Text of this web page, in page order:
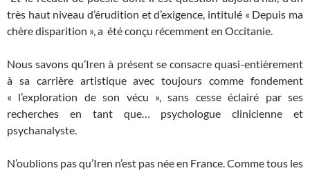
très haut niveau d’érudition et d’exigence, intitulé « Depuis ma
chère disparition », a été conçu récemment en Occitanie.
Nous savons qu’Iren à présent se consacre quasi-entièrement
à sa carrière artistique avec toujours comme fondement
« l’exploration de son vécu », sans cesse éclairé par ses
recherches en tant que… psychologue clinicienne et
psychanalyste.
N’oublions pas qu’Iren n’est pas née en France. Comme tous les